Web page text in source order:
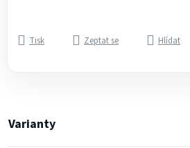
Tisk Zeptat se Hlídat
Varianty